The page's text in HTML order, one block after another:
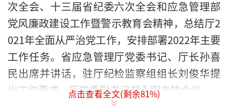
次全会、十三届省纪委六次全会和应急管理部
党风廉政建设工作暨警示教育会精神，总结厅2
021年全面从严治党工作，安排部署2022年主要
工作任务。省应急管理厅党委书记、厅长孙喜
民出席并讲话，驻厅纪检监察组组长刘俊华提
出工作要求，厅党委副书记郑永刚主持会议。
点击查看全文(剩余81%)